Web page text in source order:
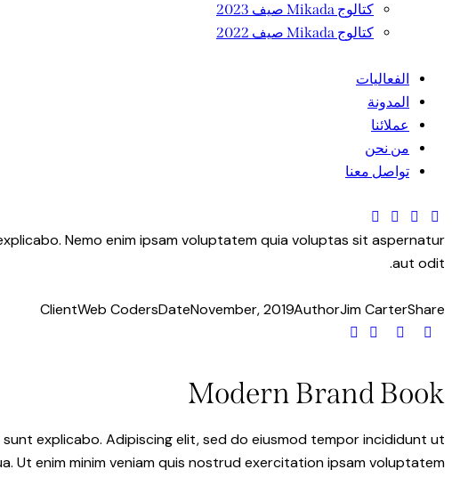
كتالوج Mikada صيف 2023
كتالوج Mikada صيف 2022
الفعاليات
المدونة
عملائنا
من نحن
تواصل معنا
Nemo enim ipsam voluptatem quia voluptas sit aspernatur
aut odit.
ClientWeb CodersDateNovember, 2019AuthorJim CarterShare
Modern Brand Book
explicabo. Adipiscing elit, sed do eiusmod tempor incididunt ut
Ut enim minim veniam quis nostrud exercitation ipsam voluptatem.